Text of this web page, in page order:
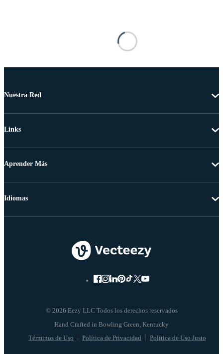
Nuestra Red
Links
Aprender Más
© 2026 Eezy LLC Todos los derechos reservados
Términos de Uso Política de Privacidad Política de Uso Justo
Idiomas